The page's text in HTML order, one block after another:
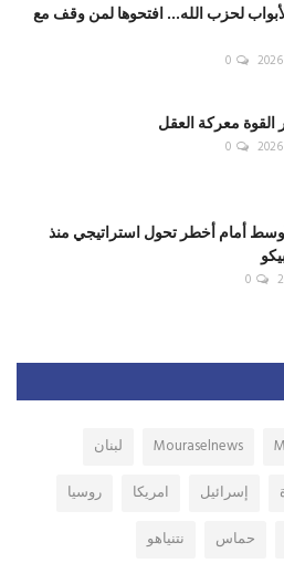
لحزب الله... افتحوها لمن وقف مع
0
معركة العقل
0
أمام أخطر تحول استراتيجي منذ
0
Mouraselnews
لبنان
إسرائيل امريكا
روسيا
حماس نتنياهو